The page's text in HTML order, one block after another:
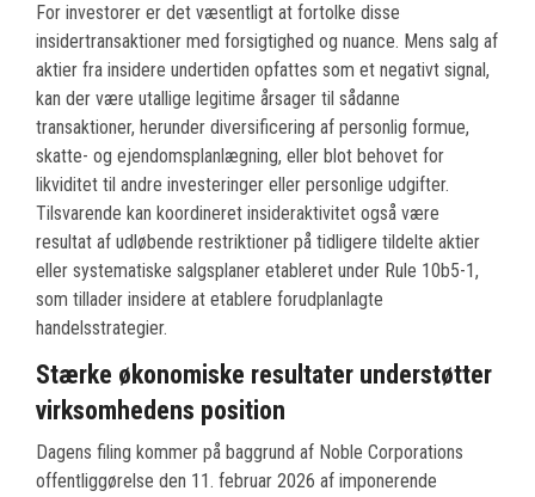
For investorer er det væsentligt at fortolke disse
insidertransaktioner med forsigtighed og nuance. Mens salg af
aktier fra insidere undertiden opfattes som et negativt signal,
kan der være utallige legitime årsager til sådanne
transaktioner, herunder diversificering af personlig formue,
skatte- og ejendomsplanlægning, eller blot behovet for
likviditet til andre investeringer eller personlige udgifter.
Tilsvarende kan koordineret insideraktivitet også være
resultat af udløbende restriktioner på tidligere tildelte aktier
eller systematiske salgsplaner etableret under Rule 10b5-1,
som tillader insidere at etablere forudplanlagte
handelsstrategier.
Stærke økonomiske resultater understøtter
virksomhedens position
Dagens filing kommer på baggrund af Noble Corporations
offentliggørelse den 11. februar 2026 af imponerende